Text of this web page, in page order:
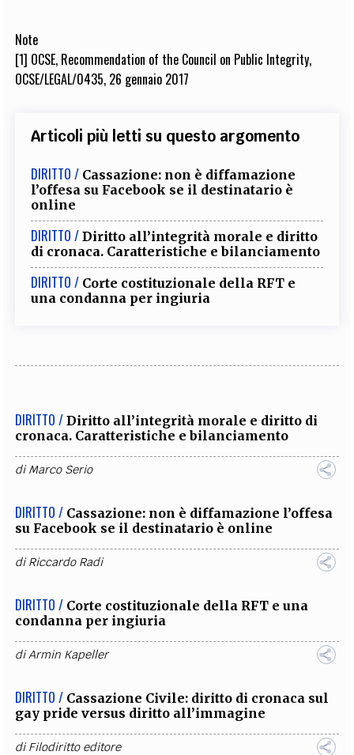
Note
[1] OCSE, Recommendation of the Council on Public Integrity,
OCSE/LEGAL/0435, 26 gennaio 2017
Articoli più letti su questo argomento
DIRITTO / Cassazione: non è diffamazione
l’offesa su Facebook se il destinatario è
online
DIRITTO / Diritto all’integrità morale e diritto
di cronaca. Caratteristiche e bilanciamento
DIRITTO / Corte costituzionale della RFT e
una condanna per ingiuria
DIRITTO / Diritto all’integrità morale e diritto di
cronaca. Caratteristiche e bilanciamento
diMarco Serio
DIRITTO / Cassazione: non è diffamazione l’offesa
su Facebook se il destinatario è online
diRiccardo Radi
DIRITTO / Corte costituzionale della RFT e una
condanna per ingiuria
diArmin Kapeller
DIRITTO / Cassazione Civile: diritto di cronaca sul
gay pride versus diritto all’immagine
diFilodiritto editore